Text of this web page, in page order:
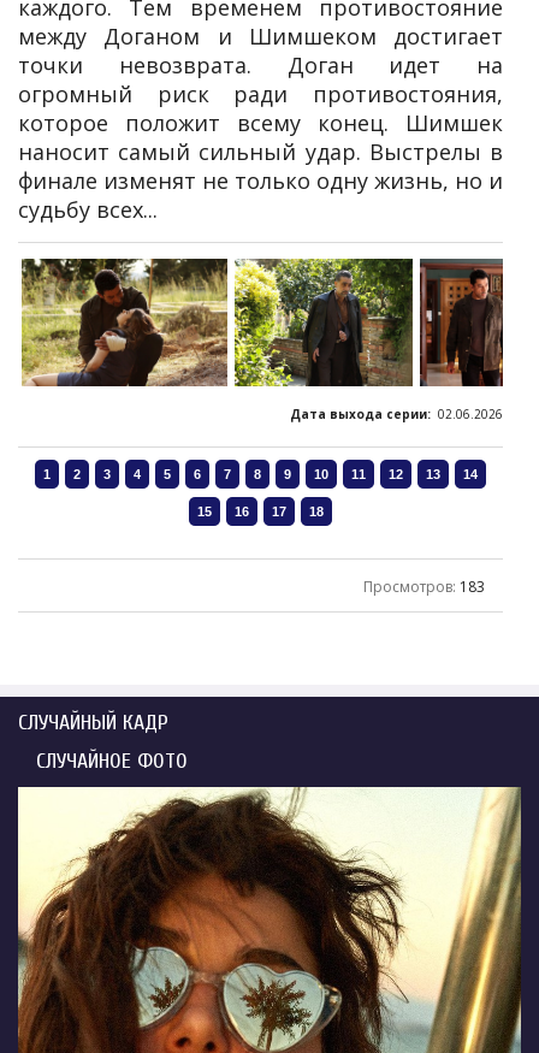
каждого. Тем временем противостояние
между Доганом и Шимшеком достигает
точки невозврата. Доган идет на
огромный риск ради противостояния,
которое положит всему конец. Шимшек
наносит самый сильный удар. Выстрелы в
финале изменят не только одну жизнь, но и
судьбу всех...
Дата выхода серии: 02.06.2026
Просмотров: 183
СЛУЧАЙНЫЙ КАДР
СЛУЧАЙНОЕ ФОТО